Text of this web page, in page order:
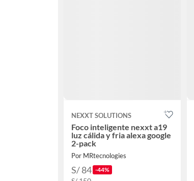
NEXXT SOLUTIONS
Foco inteligente nexxt a19
luz cálida y fria alexa google
2-pack
Por MRtecnologies
S/ 84 -44%